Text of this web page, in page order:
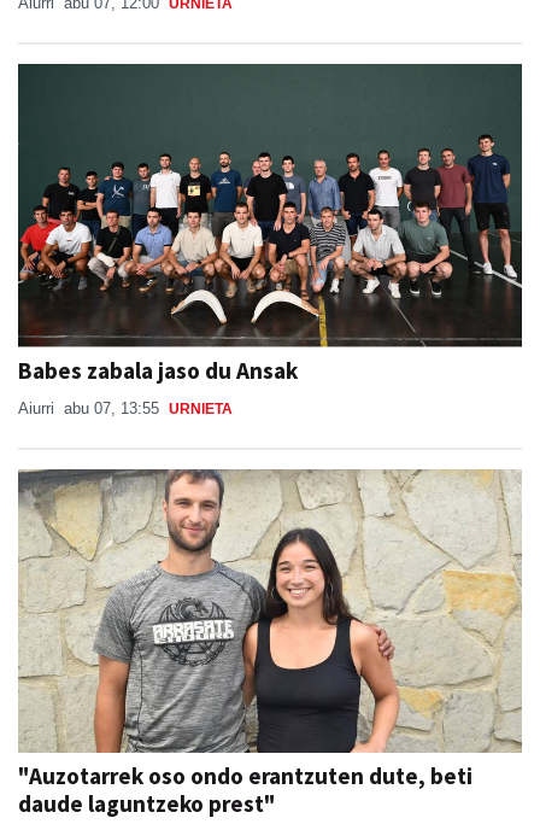
URNIETA
Babes zabala jaso du Ansak
Aiurri abu 07, 13:55 URNIETA
"Auzotarrek oso ondo erantzuten dute, beti
daude laguntzeko prest"